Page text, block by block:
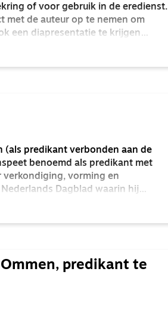
of voor gebruik in de eredienst.
met de auteur op te nemen om
een diapresentatie te krijgen
(als predikant verbonden aan de
benoemd als predikant met
verkondiging, vorming en
Dagblad waarin hij
neerlegde. Vervolgens
artikelen naar aanleiding
predikant te